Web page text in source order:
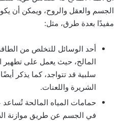
الجسم والعقل والروح، ويمكن أن
مفيدًا بعدة طرق، مثل:
أحد الوسائل للتخلص من
المالح، حيث يعمل على
سلبية قد تتواجد، كما يذكر
الشريرة واللعنات.
حمامات المياه المالحة تُساعد
في الجسم عن طريق موازنة